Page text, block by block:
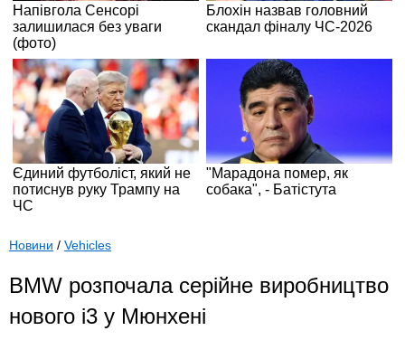
Новини / Vehicles
BMW розпочала серійне виробництво
нового i3 у Мюнхені